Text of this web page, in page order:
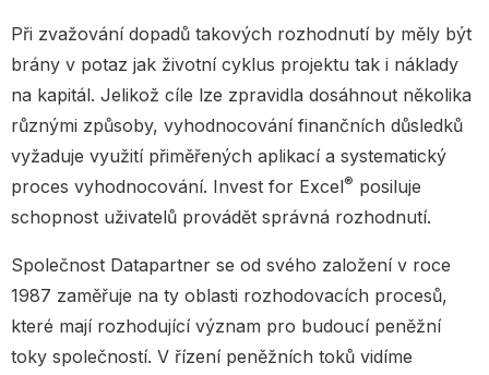
Při zvažování dopadů takových rozhodnutí by měly být
brány v potaz jak životní cyklus projektu tak i náklady
na kapitál. Jelikož cíle lze zpravidla dosáhnout několika
různými způsoby, vyhodnocování finančních důsledků
vyžaduje využití přiměřených aplikací a systematický
proces vyhodnocování. Invest for Excel® posiluje
schopnost uživatelů provádět správná rozhodnutí.
Společnost Datapartner se od svého založení v roce
1987 zaměřuje na ty oblasti rozhodovacích procesů,
které mají rozhodující význam pro budoucí peněžní
toky společností. V řízení peněžních toků vidíme